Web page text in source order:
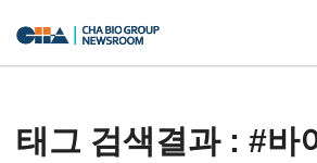
태그 검색결과 : #바